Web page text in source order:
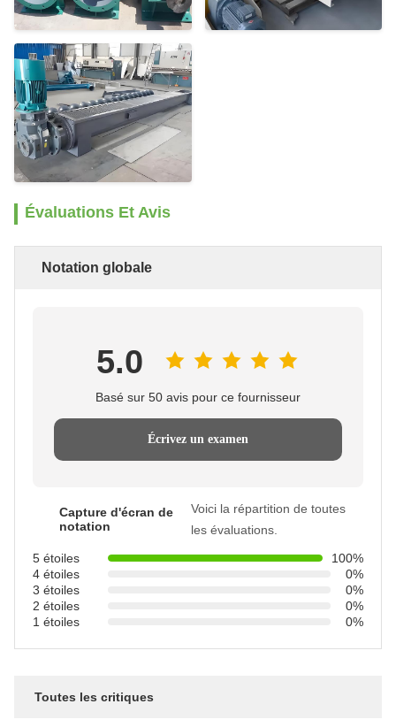
Évaluations Et Avis
Notation globale
5.0
Basé sur 50 avis pour ce fournisseur
Écrivez un examen
Capture d'écran de
notation
Voici la répartition de toutes
les évaluations.
5 étoiles
100%
4 étoiles
0%
3 étoiles
0%
2 étoiles
0%
1 étoiles
0%
Toutes les critiques